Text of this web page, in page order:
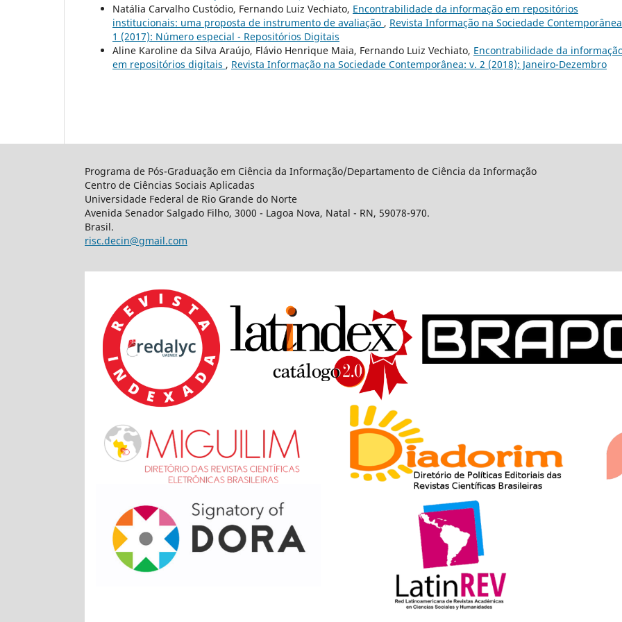
Natália Carvalho Custódio, Fernando Luiz Vechiato, Encontrabilidade da informação em repositórios
institucionais: uma proposta de instrumento de avaliação , Revista Informação na Sociedade
1 (2017): Número especial - Repositórios Digitais
Aline Karoline da Silva Araújo, Flávio Henrique Maia, Fernando Luiz Vechiato, Encontrabilidade da
em repositórios digitais , Revista Informação na Sociedade Contemporânea: v. 2 (2018): Janeiro-Dezembro
Programa de Pós-Graduação em Ciência da Informação/Departamento de Ciência da Informação
Centro de Ciências Sociais Aplicadas
Universidade Federal de Rio Grande do Norte
Avenida Senador Salgado Filho, 3000 - Lagoa Nova, Natal - RN, 59078-970.
Brasil.
risc.decin@gmail.com